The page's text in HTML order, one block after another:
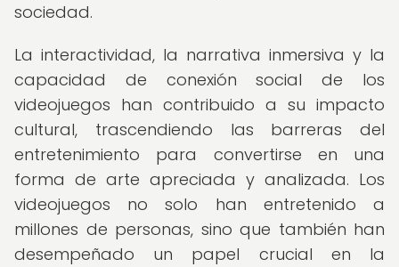
sociedad.
La interactividad, la narrativa inmersiva y la
capacidad de conexión social de los
videojuegos han contribuido a su impacto
cultural, trascendiendo las barreras del
entretenimiento para convertirse en una
forma de arte apreciada y analizada. Los
videojuegos no solo han entretenido a
millones de personas, sino que también han
desempeñado un papel crucial en la